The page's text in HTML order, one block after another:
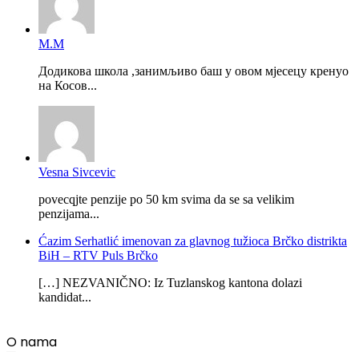
М.М
Додикова школа ,занимљиво баш у овом мјесецу кренуо
на Косов...
Vesna Sivcevic
povecqjte penzije po 50 km svima da se sa velikim
penzijama...
Ćazim Serhatlić imenovan za glavnog tužioca Brčko distrikta
BiH – RTV Puls Brčko
[…] NEZVANIČNO: Iz Tuzlanskog kantona dolazi
kandidat...
O nama